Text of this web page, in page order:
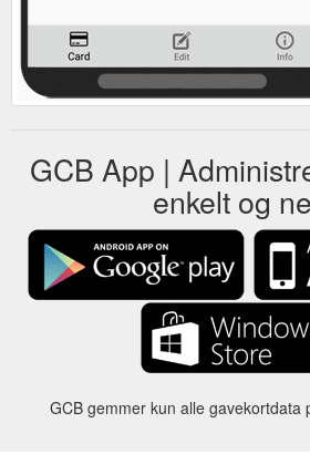
GCB App |
enkelt og
GCB gemmer kun alle gavekortdata